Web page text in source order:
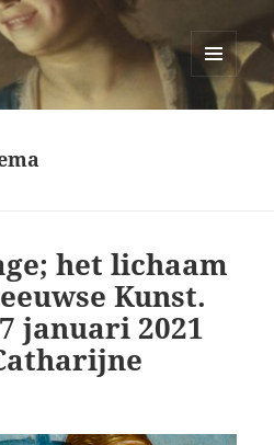
MENU
EN
het lichaam
Kunst.
januari 2021